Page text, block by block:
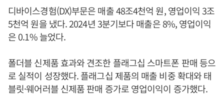
디바이스경험(DX)부문은 매출 48조4천억 원, 영업이익 3조
5천억 원을 냈다. 2024년 3분기보다 매출은 8%, 영업이익
은 0.1% 늘었다.
폴더블 신제품 효과와 견조한 플래그십 스마트폰 판매 등으
로 실적이 성장했다. 플래그십 제품의 매출 비중 확대와 태
블릿·웨어러블 신제품 판매 증가로 영업이익이 증가했다.